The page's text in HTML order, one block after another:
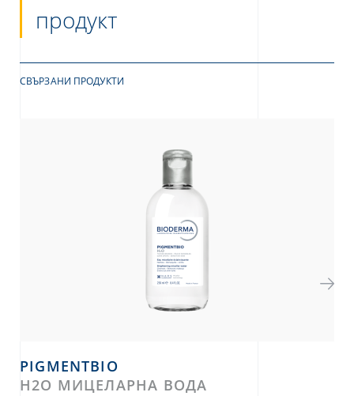
продукт
СВЪРЗАНИ ПРОДУКТИ
PIGMENTBIO
H2O МИЦЕЛАРНА ВОДА